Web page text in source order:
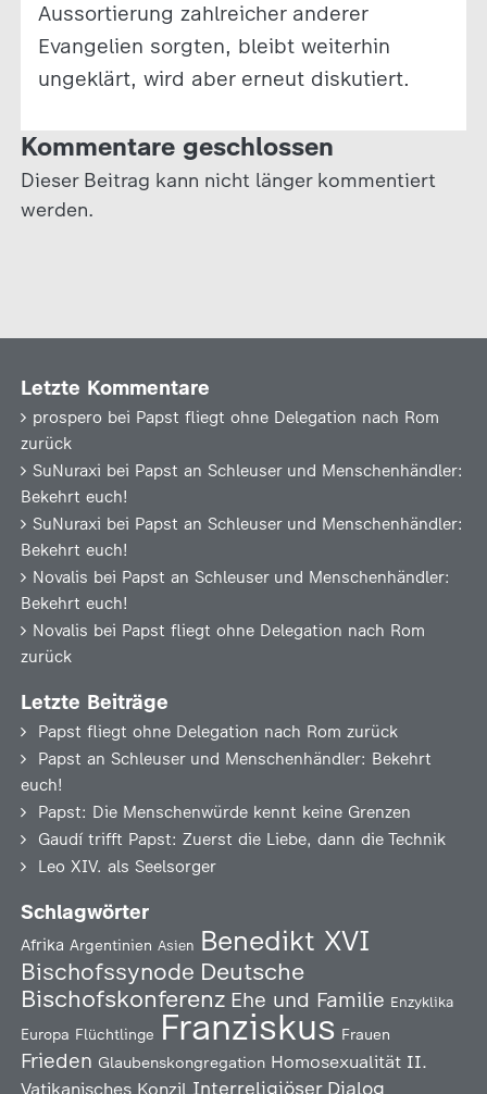
Aussortierung zahlreicher anderer
Evangelien sorgten, bleibt weiterhin
ungeklärt, wird aber erneut diskutiert.
Kommentare geschlossen
Dieser Beitrag kann nicht länger kommentiert
werden.
Letzte Kommentare
prospero bei Papst fliegt ohne Delegation nach Rom
zurück
SuNuraxi bei Papst an Schleuser und Menschenhändler:
Bekehrt euch!
SuNuraxi bei Papst an Schleuser und Menschenhändler:
Bekehrt euch!
Novalis bei Papst an Schleuser und Menschenhändler:
Bekehrt euch!
Novalis bei Papst fliegt ohne Delegation nach Rom
zurück
Letzte Beiträge
Papst fliegt ohne Delegation nach Rom zurück
Papst an Schleuser und Menschenhändler: Bekehrt
euch!
Papst: Die Menschenwürde kennt keine Grenzen
Gaudí trifft Papst: Zuerst die Liebe, dann die Technik
Leo XIV. als Seelsorger
Schlagwörter
Afrika Argentinien Asien Benedikt XVI
Bischofssynode Deutsche
Bischofskonferenz Ehe und Familie Enzyklika
Europa Flüchtlinge Franziskus Frauen
Frieden Glaubenskongregation Homosexualität II.
Vatikanisches Konzil Interreligiöser Dialog